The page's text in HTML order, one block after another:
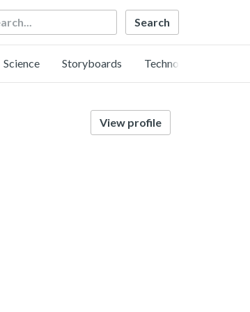
Science Storyboards Technology
View profile